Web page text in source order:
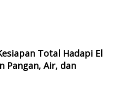
Total Hadapi El
Pangan, Air, dan